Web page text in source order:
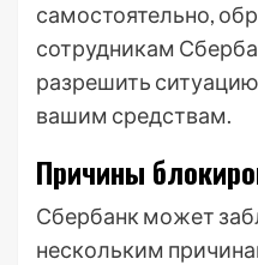
самостоятельно,
сотрудникам
разрешить
вашим средствам.
Причины
Сбербанк может
нескольким